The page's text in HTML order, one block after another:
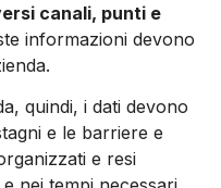
canali, punti e
informazioni devono
quindi, i dati devono
e le barriere e
e resi